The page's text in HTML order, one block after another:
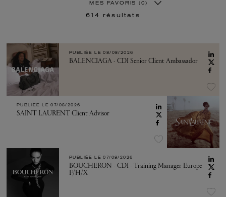
MES FAVORIS (0)
614 résultats
PUBLIÉE LE 08/08/2026
BALENCIAGA - CDI Senior Client Ambassador
PUBLIÉE LE 07/08/2026
SAINT LAURENT Client Advisor
PUBLIÉE LE 07/08/2026
BOUCHERON - CDI - Training Manager Europe
F/H/X